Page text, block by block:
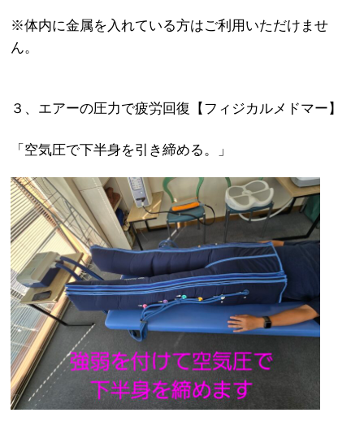
※体内に金属を入れている方はご利用いただけませ
ん。
３、エアーの圧力で疲労回復【フィジカルメドマー】
「空気圧で下半身を引き締める。」